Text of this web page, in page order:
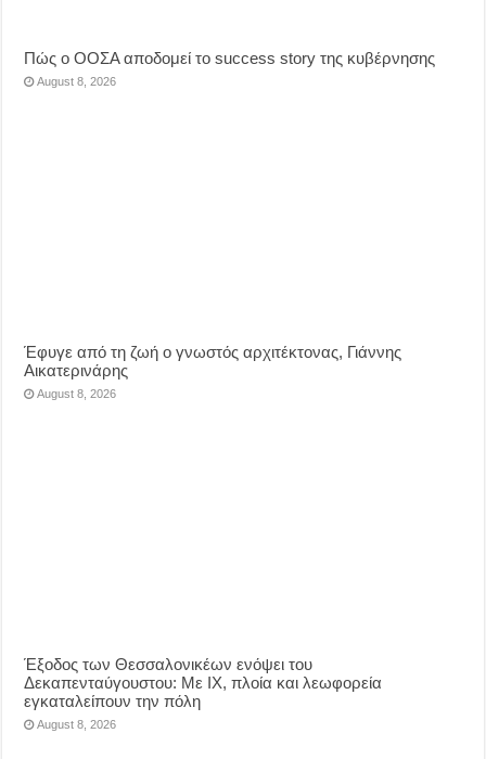
Πώς ο ΟΟΣΑ αποδομεί το success story της κυβέρνησης
August 8, 2026
Έφυγε από τη ζωή ο γνωστός αρχιτέκτονας, Γιάννης
Αικατερινάρης
August 8, 2026
Έξοδος των Θεσσαλονικέων ενόψει του
Δεκαπενταύγουστου: Με ΙΧ, πλοία και λεωφορεία
εγκαταλείπουν την πόλη
August 8, 2026